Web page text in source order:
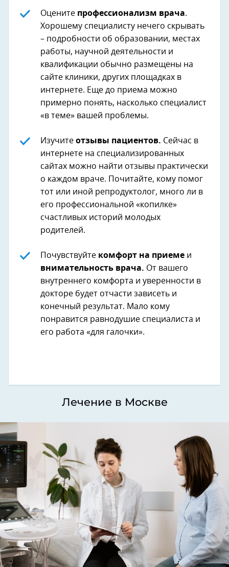
Оцените профессионализм врача.
Хорошему специалисту нечего скрывать
– подробности об образовании, местах
работы, научной деятельности и
квалификации обычно размещены на
сайте клиники, других площадках в
интернете. Еще до приема можно
примерно понять, насколько специалист
«в теме» вашей проблемы.
Изучите отзывы пациентов. Сейчас в
интернете на специализированных
сайтах можно найти отзывы практически
о каждом враче. Почитайте, кому помог
тот или иной репродуктолог, много ли в
его профессиональной «копилке»
счастливых историй молодых
родителей.
Почувствуйте комфорт на приеме и
внимательность врача. От вашего
внутреннего комфорта и уверенности в
докторе будет отчасти зависеть и
конечный результат. Мало кому
понравится равнодушие специалиста и
его работа «для галочки».
Лечение в Москве